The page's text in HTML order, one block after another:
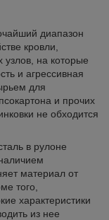
диапазон
кровли,
узлов, на которые
и агрессивная
для
и прочих
не обходится
в рулоне
материал от
того,
характеристики
из нее